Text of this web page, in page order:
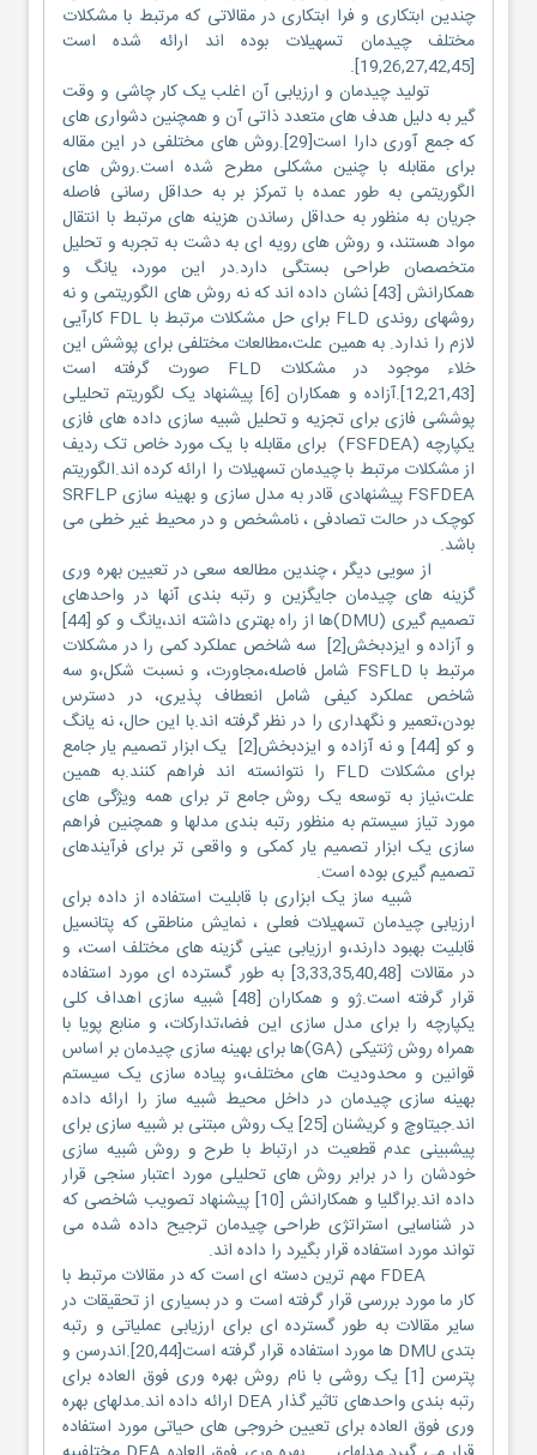
چندین ابتکاری و فرا ابتکاری در مقالاتی که مرتبط با مشکلات
مختلف چیدمان تسهیلات بوده اند ارائه شده است
[19,26,27,42,45].
تولید چیدمان و ارزیابی آن اغلب یک کار چاشی و وقت
گیر به دلیل هدف های متعدد ذاتی آن و همچنین دشواری های
که جمع آوری دارا است[29].روش های مختلفی در این مقاله
برای مقابله با چنین مشکلی مطرح شده است.روش های
الگوریتمی به طور عمده با تمرکز بر به حداقل رسانی فاصله
جریان به منظور به حداقل رساندن هزینه های مرتبط با انتقال
مواد هستند، و روش های رویه ای به دشت به تجربه و تحلیل
متخصصان طراحی بستگی دارد.در این مورد، یانگ و
همکارانش [43] نشان داده اند که نه روش های الگوریتمی و نه
روشهای روندی FLD برای حل مشکلات مرتبط با FDL کارآیی
لازم را ندارد. به همین علت،مطالعات مختلفی برای پوشش این
خلاء موجود در مشکلات FLD صورت گرفته است
[12,21,43].آزاده و همکاران [6] پیشنهاد یک لگوریتم تحلیلی
پوششی فازی برای تجزیه و تحلیل شبیه سازی داده های فازی
یکپارچه (FSFDEA) برای مقابله با یک مورد خاص تک ردیف
از مشکلات مرتبط با چیدمان تسهیلات را ارائه کرده اند.الگوریتم
FSFDEA پیشنهادی قادر به مدل سازی و بهینه سازی SRFLP
کوچک در حالت تصادفی ، نامشخص و در محیط غیر خطی می
باشد.
از سویی دیگر ، چندین مطالعه سعی در تعیین بهره وری
گزینه های چیدمان جایگزین و رتبه بندی آنها در واحدهای
تصمیم گیری (DMU)ها از راه بهتری داشته اند،یانگ و کو [44]
و آزاده و ایزدبخش[2] سه شاخص عملکرد کمی را در مشکلات
مرتبط با FSFLD شامل فاصله،مجاورت، و نسبت شکل،و سه
شاخص عملکرد کیفی شامل انعطاف پذیری، در دسترس
بودن،تعمیر و نگهداری را در نظر گرفته اند.با این حال، نه یانگ
و کو [44] و نه آزاده و ایزدبخش[2] یک ابزار تصمیم یار جامع
برای مشکلات FLD را نتوانسته اند فراهم کنند.به همین
علت،نیاز به توسعه یک روش جامع تر برای همه ویژگی های
مورد تیاز سیستم به منظور رتبه بندی مدلها و همچنین فراهم
سازی یک ابزار تصمیم یار کمکی و واقعی تر برای فرآیندهای
تصمیم گیری بوده است.
شبیه ساز یک ابزاری با قابلیت استفاده از داده برای
ارزیابی چیدمان تسهیلات فعلی ، نمایش مناطقی که پتانسیل
قابلیت بهبود دارند،و ارزیابی عینی گزینه های مختلف است، و
در مقالات [3,33,35,40,48] به طور گسترده ای مورد استفاده
قرار گرفته است.ژو و همکاران [48] شبیه سازی اهداف کلی
یکپارچه را برای مدل سازی این فضا،تدارکات، و منابع پویا با
همراه روش ژنتیکی (GA)ها برای بهینه سازی چیدمان بر اساس
قوانین و محدودیت های مختلف،و پیاده سازی یک سیستم
بهینه سازی چیدمان در داخل محیط شبیه ساز را ارائه داده
اند.جیتاوچ و کریشنان [25] یک روش مبتنی بر شبیه سازی برای
پیشبینی عدم قطعیت در ارتباط با طرح و روش شبیه سازی
خودشان را در برابر روش های تحلیلی مورد اعتبار سنجی قرار
داده اند.براگلیا و همکارانش [10] پیشنهاد تصویب شاخصی که
در شناسایی استراتژی طراحی چیدمان ترجیح داده شده می
تواند مورد استفاده قرار بگیرد را داده اند.
FDEA مهم ترین دسته ای است که در مقالات مرتبط با
کار ما مورد بررسی قرار گرفته است و در بسیاری از تحقیقات در
سایر مقالات به طور گسترده ای برای ارزیابی عملیاتی و رتبه
بتدی DMU ها مورد استفاده قرار گرفته است[20,44].اندرسن و
پترسن [1] یک روشی با نام روش بهره وری فوق العاده برای
رتبه بندی واحدهای تاثیر گذار DEA ارائه داده اند.مدلهای بهره
وری فوق العاده برای تعیین خروجی های حیاتی مورد استفاده